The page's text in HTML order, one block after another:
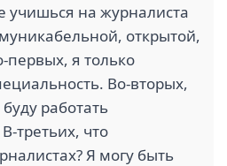
на журналиста
открытой,
первых, я только
Во-вторых,
работать
третьих, что
Я могу быть